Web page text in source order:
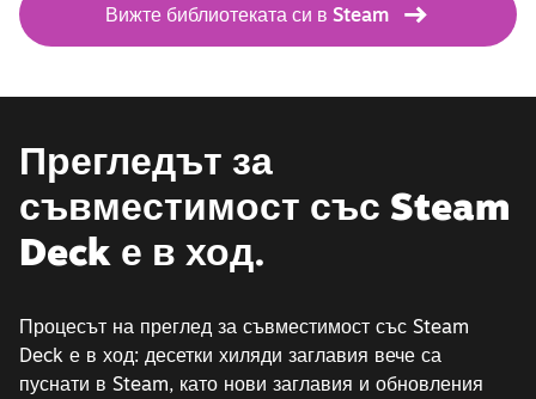
Вижте библиотеката си в Steam
Прегледът за
съвместимост със Steam
Deck е в ход.
Процесът на преглед за съвместимост със Steam
Deck е в ход: десетки хиляди заглавия вече са
пуснати в Steam, като нови заглавия и обновления